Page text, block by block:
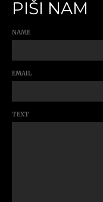
PIŠI NAM
NAME
EMAIL
TEXT